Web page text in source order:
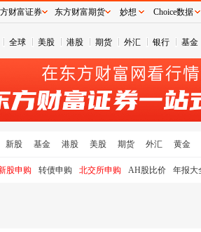
全球 美股 港股 期货 外汇 银行 基金
新股 基金 港股 美股 期货 外汇 黄金
股申购 转债申购 北交所申购 AH股比价 年报大
财富证券 东方财富期货 妙想 Choice数据